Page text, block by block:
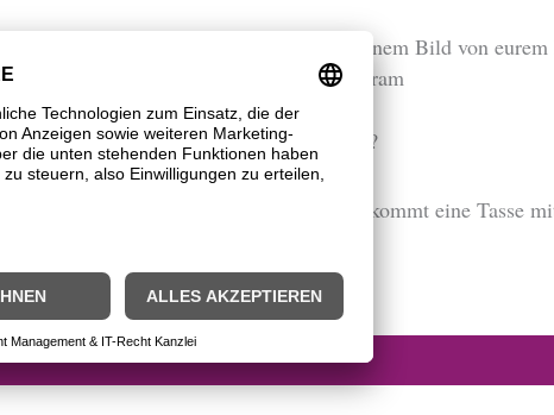
Tasse NUR in Kombination mit einem Bild von eurem
von Unique Animal Art bei Instagram
Habt ihr ein Bild von Unique Animal Art?
Dann schickt es mir per Email und ihr bekommt eine Tasse
Bundle-
Tasse,
Unique
Animal
In den Warenkorb